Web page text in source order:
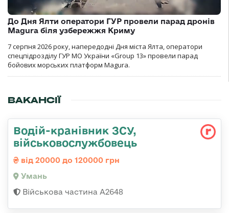
До Дня Ялти оператори ГУР провели парад дронів
Magura біля узбережжя Криму
7 серпня 2026 року, напередодні Дня міста Ялта, оператори
спецпідрозділу ГУР МО України «Group 13» провели парад
бойових морських платформ Magura.
ВАКАНСІЇ
Водій-кранівник ЗСУ,
військовослужбовець
від 20000 до 120000 грн
Умань
Військова частина А2648